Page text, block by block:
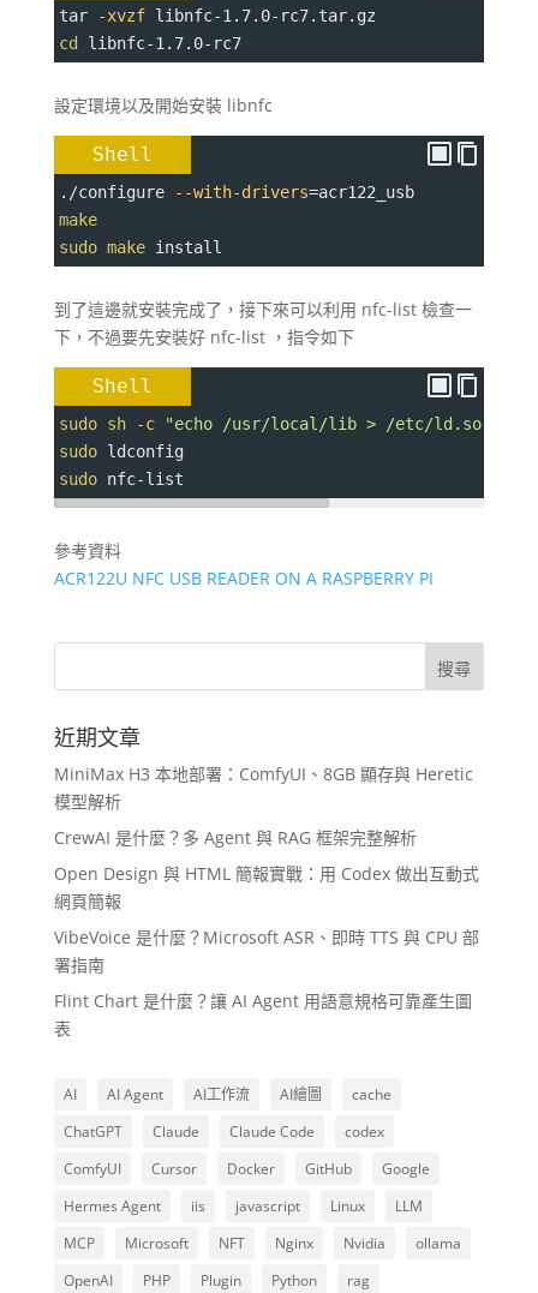
tar -xvzf libnfc-1.7.0-rc7.tar.gz
cd
libnfc-1.7.0-rc7
設定環境以及開始安裝 libnfc
Shell
./configure --with-drivers=acr122_usb
make
sudo make install
到了這邊就安裝完成了，接下來可以利用 nfc-list 檢查一
下，不過要先安裝好 nfc-list ，指令如下
Shell
sudo sh -c
"echo /usr/local/lib > /etc/
sudo ldconfig
sudo nfc-list
參考資料
ACR122U NFC USB READER ON A RASPBERRY PI
近期文章
MiniMax H3 本地部署：ComfyUI、8GB 顯存與 Heretic
模型解析
CrewAI 是什麼？多 Agent 與 RAG 框架完整解析
Open Design 與 HTML 簡報實戰：用 Codex 做出互動式
網頁簡報
VibeVoice 是什麼？Microsoft ASR、即時 TTS 與 CPU 部
署指南
Flint Chart 是什麼？讓 AI Agent 用語意規格可靠產生圖
表
AI AI Agent AI工作流 AI繪圖
cache
ChatGPT
Claude Claude Code
codex
ComfyUI
Cursor Docker GitHub
Google
Hermes Agent
iis javascript Linux
LLM
MCP
Microsoft NFT Nginx Nvidia
ollama
OpenAI
PHP Plugin Python rag